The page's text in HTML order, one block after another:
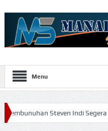
Menu
Steven Indi Segera Terkuak